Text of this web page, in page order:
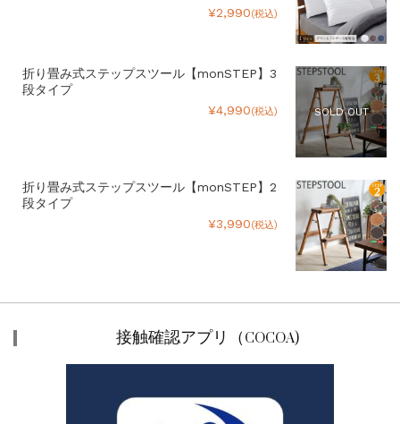
¥2,990(税込)
SOLD OUT
折り畳み式ステップスツール【monSTEP】3
段タイプ
¥4,990(税込)
折り畳み式ステップスツール【monSTEP】2
段タイプ
¥3,990(税込)
接触確認アプリ（COCOA)